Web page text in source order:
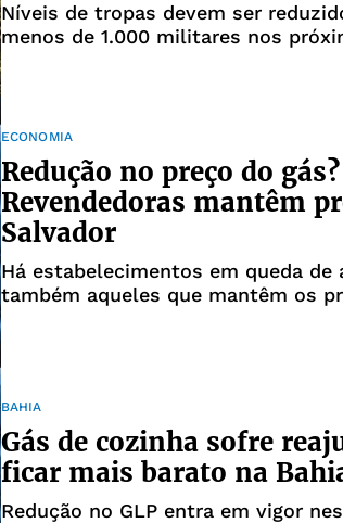
Níveis de tropas devem ser
menos de 1.000 militares nos
ECONOMIA
Redução no preço do gás?
Revendedoras mantêm
Salvador
Há estabelecimentos em queda de
também aqueles que mantêm os
BAHIA
Gás de cozinha sofre
ficar mais barato na
Redução no GLP entra em vigor